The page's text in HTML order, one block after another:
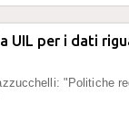
UIL per i dati
"Politiche